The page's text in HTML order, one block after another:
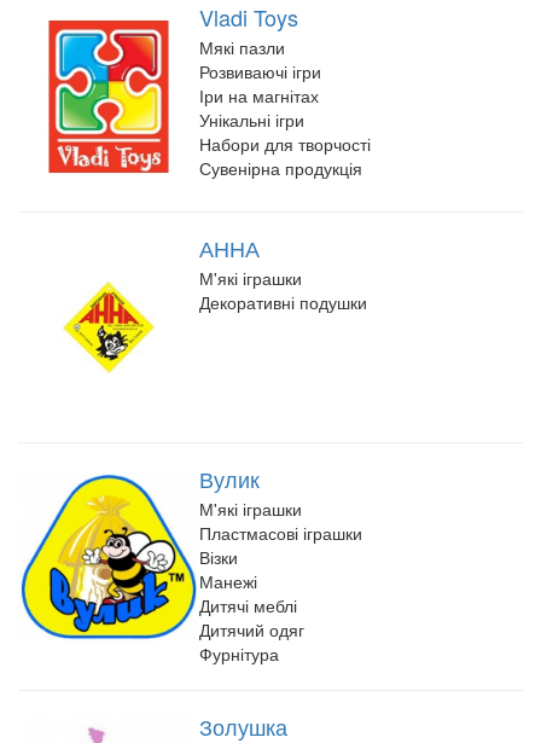
Vladi Toys
Мякі пазли
Розвиваючі ігри
Іри на магнітах
Унікальні ігри
Набори для творчості
Сувенірна продукція
АННА
М'які іграшки
Декоративні подушки
Вулик
М'які іграшки
Пластмасові іграшки
Візки
Манежі
Дитячі меблі
Дитячий одяг
Фурнітура
Золушка